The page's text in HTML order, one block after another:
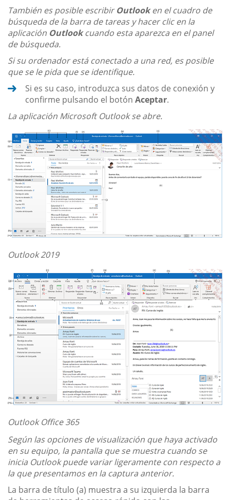
También es posible escribirOutlooken el cuadro de
búsqueda de la barra de tareas y hacer clic en la
aplicación Outlookcuando esta aparezca en el panel
de búsqueda.
Si su ordenador está conectado a una red, es posible
que se le pida que se identifique.
Si es su caso, introduzca sus datos de conexión y
confirme pulsando el botón Aceptar.
La aplicación Microsoft Outlook se abre.
Outlook 2019
Outlook Office 365
Según las opciones de visualización que haya activado
en su equipo, la pantalla que se muestra cuando se
inicia Outlook puede variar ligeramente con respecto a
la que presentamos en la captura anterior.
La barra de título (a) muestra a su izquierda la barra